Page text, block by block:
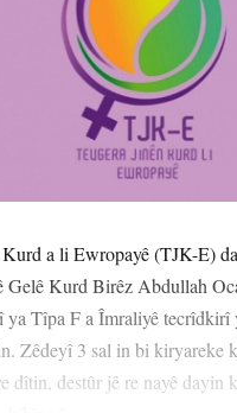
Kurd a li Ewropayê (TJK-E)
Gelê Kurd Birêz Abdullah
Tîpa F a Îmraliyê tecrîdkirî
Zêdeyî 3 sal in bi kiryareke
dîtin, destûr jê re nayê dayin